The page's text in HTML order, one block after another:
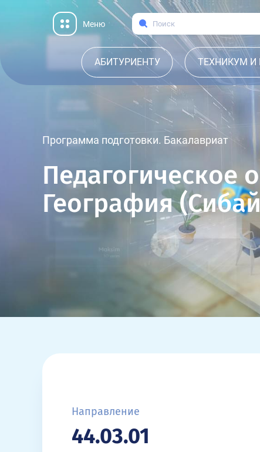
Меню
АБИТУРИЕНТУ ТЕХНИКУМ
Программа подготовки. Бакалавриат
Педагогическое
География
Направление
44.03.01